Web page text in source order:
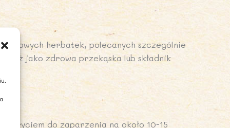
herbatek, polecanych szczególnie
jako zdrowa przekąska lub składnik
do zaparzenia na około 10-15